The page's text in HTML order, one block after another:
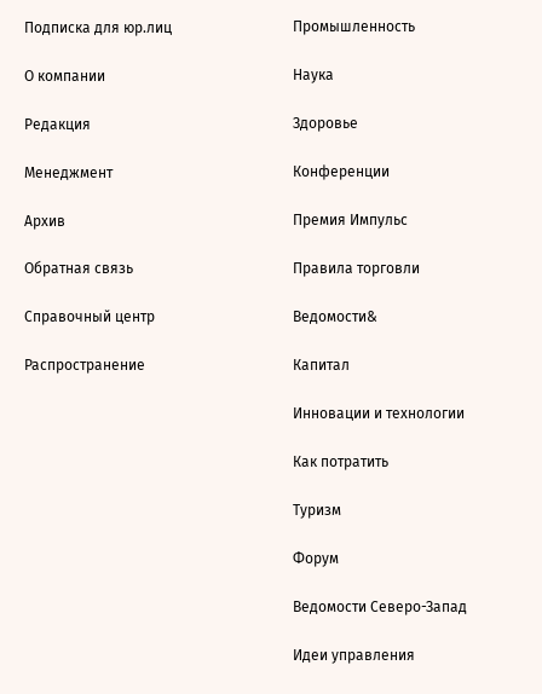
Подписка для юр.лиц
О компании
Редакция
Менеджмент
Архив
Обратная связь
Справочный центр
Распространение
Промышленность
Наука
Здоровье
Конференции
Премия Импульс
Правила торговли
Ведомости&
Капитал
Инновации и технологии
Как потратить
Туризм
Форум
Ведомости Северо-Запад
Идеи управления